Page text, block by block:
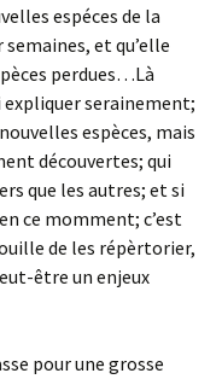
espéces de la
et qu’elle
perdues…Là
expliquer serainement;
espèces, mais
découvertes; qui
que les autres; et si
ce momment; c’est
de les répèrtorier,
être un enjeux
pour une grosse